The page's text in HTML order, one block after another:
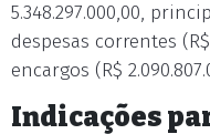
5.348.297.000,00,
despesas correntes
encargos (R$
Indicações